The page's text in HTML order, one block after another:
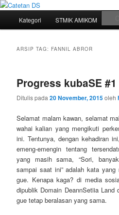
Catetan DS
Mari bermimpi dan ciptakan kehendak
Langsung
utama
Langsung
sekunder
Kategori STMIK AMIKOM
ARSIP TAG: FANNIL ABROR
Progress kubaSE #1
Ditulis pada20 November, 2015oleh
Selamat malam kawan, selamat
wahai kalian yang mengikuti
ini. Tentunya, dengan kehadiran
emeng-emengin tentang
yang masih sama, “Sori,
sampai saat ini” adalah kata
gue. Kenapa kaga? di media
dipublik Domain DeannSetiia Land
gue tetap beralasan yang sama.